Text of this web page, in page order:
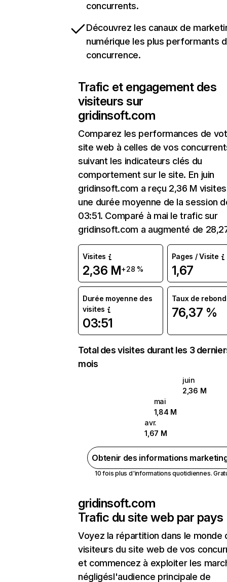
concurrents.
Découvrez les canaux de
numérique les plus performants
concurrence.
Trafic et engagement des
visiteurs sur
gridinsoft.com
Comparez les performances de
site web à celles de vos
suivant les indicateurs clés du
comportement sur le site. En juin
gridinsoft.com a reçu 2,36 M
une durée moyenne de la session
03:51. Comparé à mai le trafic sur
gridinsoft.com a augmenté de
Visites
2,36 M+28 %
Pages / Visite
1,67
Durée moyenne des
visites
03:51
Taux de rebond
76,37 %
Total des visites durant les 3
mois
juin
2,36 M
mai
1,84 M
avr.
1,67 M
Obtenir des informations
10 fois plus d'informations quotidiennes.
gridinsoft.com
Trafic du site web par pays
Voyez la répartition dans le monde
visiteurs du site web de vos
et commencez à exploiter les
négligésl'audience principale de